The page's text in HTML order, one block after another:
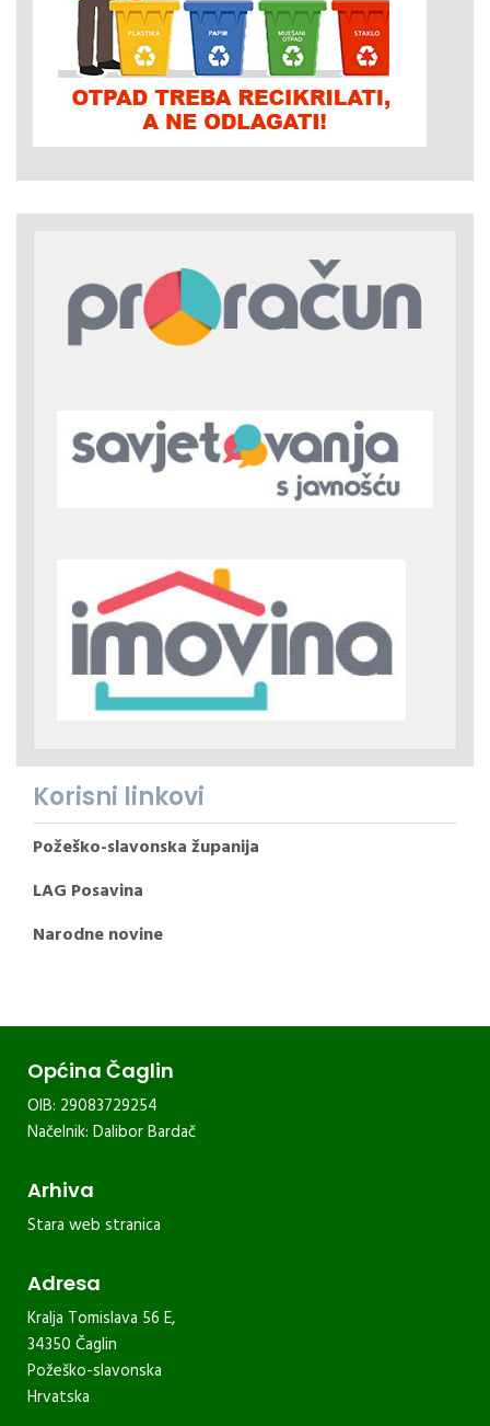
Korisni linkovi
Požeško-slavonska županija
LAG Posavina
Narodne novine
Općina Čaglin
OIB: 29083729254
Načelnik: Dalibor Bardač
Arhiva
Stara web stranica
Adresa
Kralja Tomislava 56 E,
34350 Čaglin
Požeško-slavonska
Hrvatska